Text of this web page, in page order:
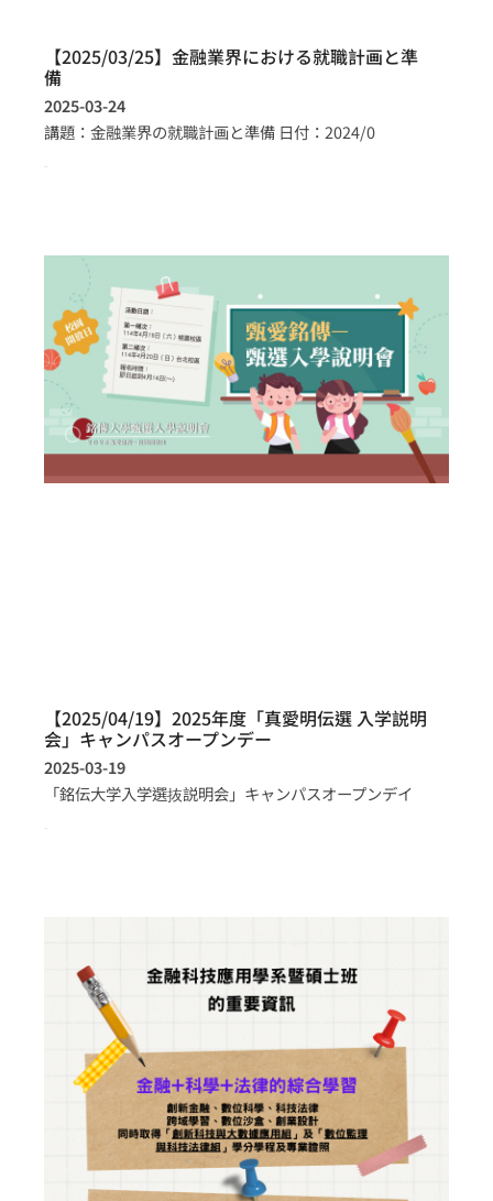
【2025/03/25】金融業界における就職計画と準
備
2025-03-24
講題：金融業界の就職計画と準備 日付：2024/0
【2025/04/19】2025年度「真愛明伝選 入学説明
会」キャンパスオープンデー
2025-03-19
「銘伝大学入学選抜説明会」キャンパスオープンデイ